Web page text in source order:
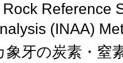
Reference
(INAA)
象牙の炭素・窒